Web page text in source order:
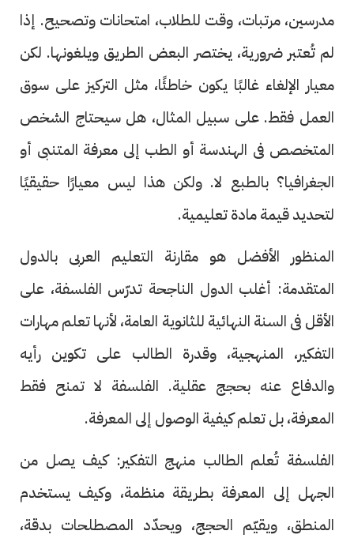
مدرسين، مرتبات، وقت للطلاب، امتحانات وتصحيح. إذا
لم تُعتبر ضرورية، يختصر البعض الطريق ويلغونها. لكن
معيار الإلغاء غالبًا يكون خاطئًا، مثل التركيز على سوق
العمل فقط. على سبيل المثال، هل سيحتاج الشخص
المتخصص فى الهندسة أو الطب إلى معرفة المتنبى أو
الجغرافيا؟ بالطبع لا. ولكن هذا ليس معيارًا حقيقيًا
لتحديد قيمة مادة تعليمية.
المنظور الأفضل هو مقارنة التعليم العربى بالدول
المتقدمة: أغلب الدول الناجحة تدرّس الفلسفة، على
الأقل فى السنة النهائية للثانوية العامة، لأنها تعلم مهارات
التفكير، المنهجية، وقدرة الطالب على تكوين رأيه
والدفاع عنه بحجج عقلية. الفلسفة لا تمنح فقط
المعرفة، بل تعلم كيفية الوصول إلى المعرفة.
الفلسفة تُعلم الطالب منهج التفكير: كيف يصل من
الجهل إلى المعرفة بطريقة منظمة، وكيف يستخدم
المنطق، ويقيّم الحجج، ويحدّد المصطلحات بدقة،